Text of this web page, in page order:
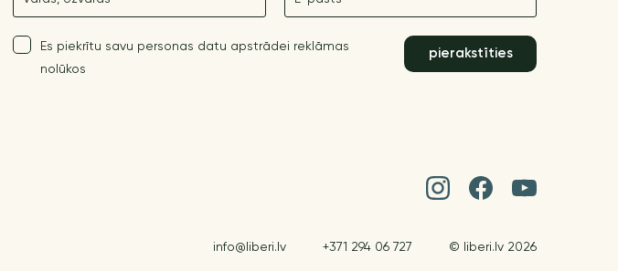
Es piekrītu savu personas datu apstrādei reklāmas
nolūkos
pierakstīties
info@liberi.lv +371 294 06 727 © liberi.lv 2026